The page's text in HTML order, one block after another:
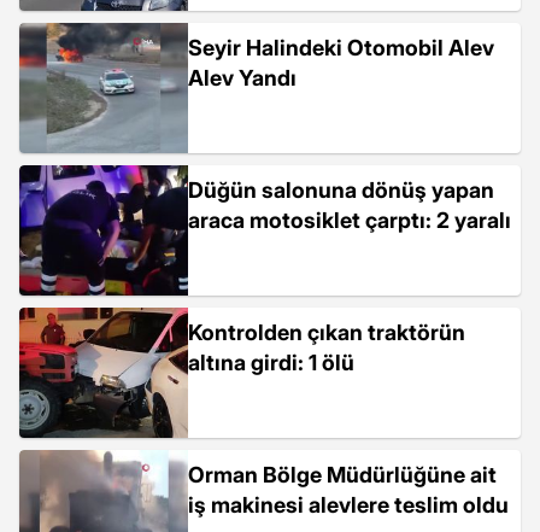
Seyir Halindeki Otomobil Alev
Alev Yandı
Düğün salonuna dönüş yapan
araca motosiklet çarptı: 2 yaralı
Kontrolden çıkan traktörün
altına girdi: 1 ölü
Orman Bölge Müdürlüğüne ait
iş makinesi alevlere teslim oldu